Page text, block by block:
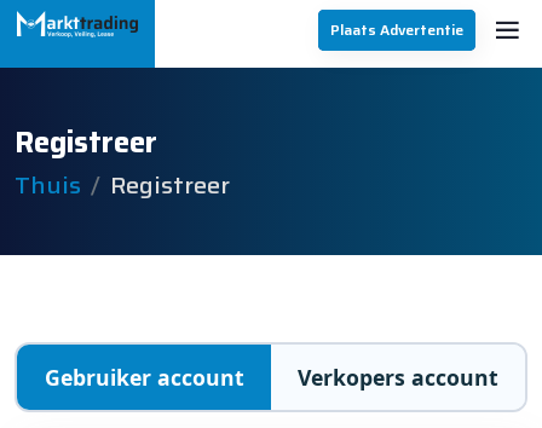
Plaats Advertentie
Registreer
Thuis Registreer
Gebruiker account Verkopers account